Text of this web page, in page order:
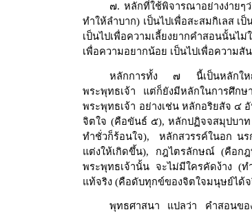
๗. หลักที่ใช้พิจารณาอย่างง่ายๆ
ทำให้ลำบาก) เป็นไปเพื่อสะสมกิเลส
เป็นไปเพื่อความเลี้ยงยากคำสอนนั้นไ
เพื่อความอยากน้อย เป็นไปเพื่อความ
หลักการทั้ง ๗ นี้เป็นหลักใหญ่ๆ
พระพุทธเจ้า แต่ก็ยังมีหลักในการศึกษ
พระพุทธเจ้า อย่างเช่น หลักอริยสัจ ๔
จิตใจ (คือขันธ์ ๕), หลักปฏิจจสมุปบาท
ทำชั่วก็ร้อนใจ), หลักสวรรค์ในอก นร
แต่งให้เกิดขึ้น), กฎไตรลักษณ์ (คือกฎ
พระพุทธเจ้านั้น จะไม่มีใครคัดง้าง (ท
แท้จริง (คือดับทุกข์ของจิตใจมนุษย์ได้
พุทธศาสนา แปลว่า คำสอนขอ